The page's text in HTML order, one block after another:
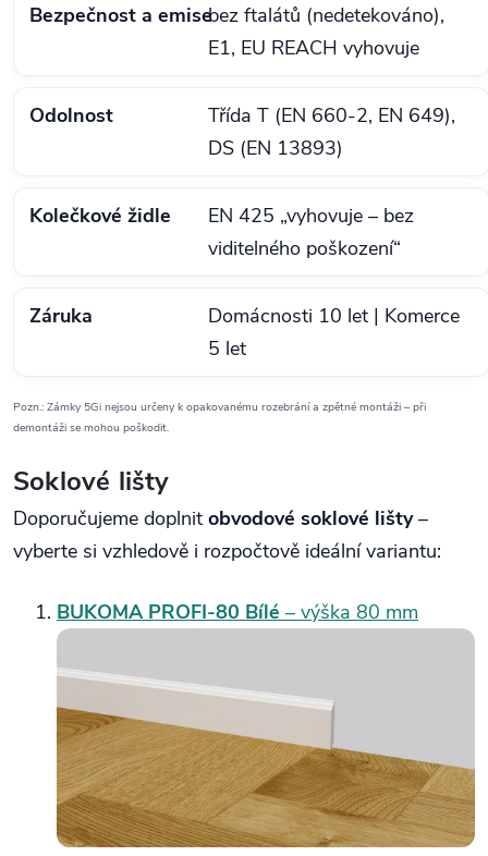
Bezpečnost a emisebez ftalátů (nedetekováno),
E1, EU REACH vyhovuje
Odolnost
Třída T (EN 660‑2, EN 649),
DS (EN 13893)
Kolečkové židle
EN 425 „vyhovuje – bez
viditelného poškození“
Záruka
Domácnosti 10 let | Komerce
5 let
Pozn.: Zámky 5Gi nejsou určeny k opakovanému rozebrání a zpětné montáži – při
demontáži se mohou poškodit.
Soklové lišty
Doporučujeme doplnit obvodové soklové lišty–
vyberte si vzhledově i rozpočtově ideální variantu:
BUKOMA PROFI‑80 Bílé – výška 80 mm